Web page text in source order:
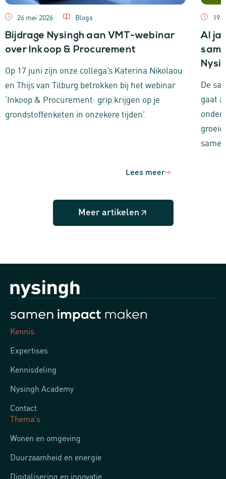
26 mei 2026
Blogs
Bijdrage Nysingh aan VMT-webinar
over Inkoop & Procurement
Op 17 juni zijn onze collega’s Katerina Nikolaou
en Thijs van Tilburg betrokken bij het webinar
‘Inkoop & Procurement: grip krijgen op je
grondstoffenketen in onzekere tijden’.
Lees meer
19
Al
De
gaat
Meer artikelen
Kennis
Expertises
Kennisdeling
Nysingh Academy
Contact
Thema's
Wonen en omgeving
Duurzaamheid en energie
Digitalisering en innovatie